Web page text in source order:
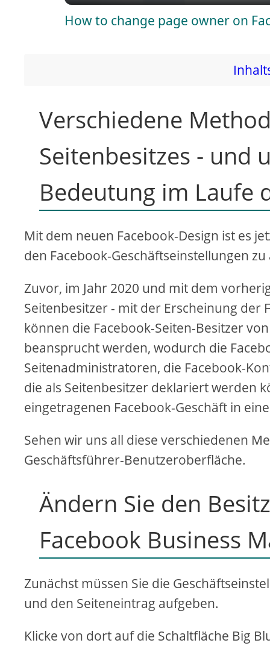
y
V
d
e
o
How to change page owner on
Verschiedene
Seitenbesitzes - und
Bedeutung im Laufe
Mit dem neuen Facebook-Design ist es
den Facebook-Geschäftseinstellungen
Zuvor, im Jahr 2020 und mit dem
Seitenbesitzer - mit der Erscheinung der
können die Facebook-Seiten-Besitzer
beansprucht werden, wodurch die
Seitenadministratoren, die Facebook-
die als Seitenbesitzer deklariert werden
eingetragenen Facebook-Geschäft in
Sehen wir uns all diese verschiedenen
Geschäftsführer-Benutzeroberfläche.
Ändern Sie den
Facebook Business
Zunächst müssen Sie die
und den Seiteneintrag aufgeben.
Klicke von dort auf die Schaltfläche Big